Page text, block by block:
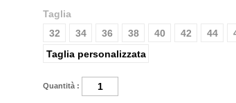
Taglia
32
34 36 38 40 42 44
Taglia personalizzata
Quantità :